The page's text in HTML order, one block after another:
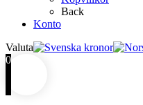
Back
Konto
Valuta
0